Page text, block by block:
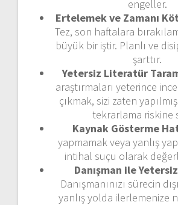
engeller.
Ertelemek ve Zamanı
Tez, son haftalara
büyük bir iştir. Planlı ve
şarttır.
Yetersiz Literatür
araştırmaları yeterince
çıkmak, sizi zaten
tekrarlama riskine
Kaynak Gösterme
yapmamak veya yanlış
intihal suçu olarak
Danışman ile
Danışmanınızı sürecin
yanlış yolda ilerlemenize